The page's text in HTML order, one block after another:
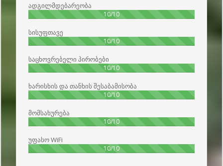
ადგილმდებარეობა
10/10100%
სისუფთავე
10/10100%
საცხოვრებელი პირობები
10/10100%
ხარისხის და თანხის შესაბამისობა
10/10100%
მომსახურება
10/10100%
უფასო WiFi
10/10100%